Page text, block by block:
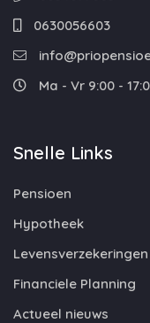
0630056603
Ma - Vr 9:00 -
Snelle Links
Pensioen
Hypotheek
Levensverzekeringen
Financiele Planning
Actueel nieuws